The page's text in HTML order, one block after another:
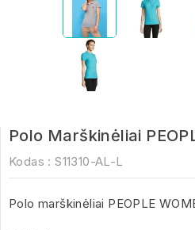
Polo Marškinėliai
Kodas : S11310-AL-L
Polo marškinėliai PEOPLE